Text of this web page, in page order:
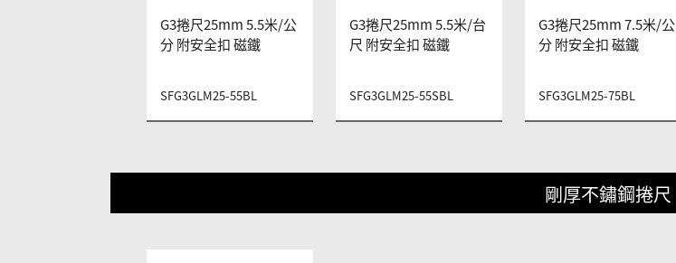
G3捲尺25mm 5.5米/公
分 附安全扣 磁鐵
SFG3GLM25-55BL
G3捲尺25mm 5.5米/台
尺 附安全扣 磁鐵
SFG3GLM25-55SBL
G3捲尺25mm 7.5米/公
分 附安全扣 磁鐵
SFG3GLM25-75BL
剛厚不鏽鋼捲尺